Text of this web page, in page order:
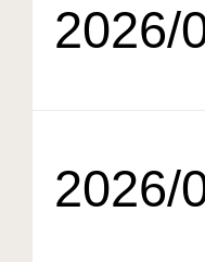
2026/
2026/